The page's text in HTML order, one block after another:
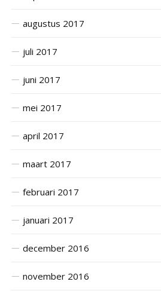
augustus 2017
juli 2017
juni 2017
mei 2017
april 2017
maart 2017
februari 2017
januari 2017
december 2016
november 2016